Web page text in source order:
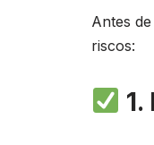
Antes
riscos: